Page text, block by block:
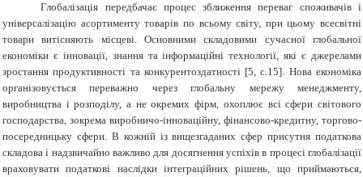
Глобалізація передбачає процес зближення переваг споживачів і
універсалізацію асортименту товарів по всьому світу, при цьому всесвітні
товари витісняють місцеві. Основними складовими сучасної глобальної
економіки є інновації, знання та інформаційні технології, які є джерелами
зростання продуктивності та конкурентоздатності [5, с.15]. Нова економіка
організовується переважно через глобальну мережу менеджменту,
виробництва і розподілу, а не окремих фірм, охоплює всі сфери світового
господарства, зокрема виробничо-інноваційну, фінансово-кредитну, торгово-
посередницьку сфери. В кожній із вищезгаданих сфер присутня податкова
складова і надзвичайно важливо для досягнення успіхів в процесі глобалізації
враховувати податкові наслідки інтеграційних рішень, що приймаються,